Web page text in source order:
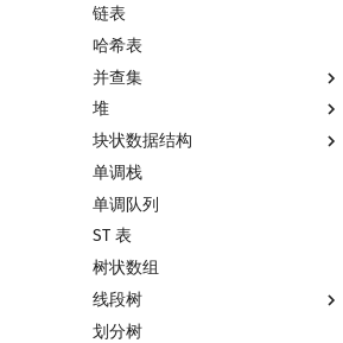
链表
哈希表
并查集
并查集
并查集复杂度
堆
堆简介
二叉堆
配对堆
左偏树
块状数据结构
分块思想
块状数组
块状链表
树分块
Sqrt Tree
单调栈
单调队列
ST 表
树状数组
线段树
线段树基础
划分树